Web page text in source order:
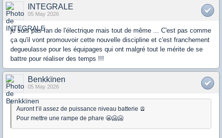
INTEGRALE
05 May 2026
je suis pas fan de l'électrique mais tout de même ... C'est pas comme
ça qu'il vont promouvoir cette nouvelle discipline et c'est franchement
degueulasse pour les équipages qui ont malgré tout le mérite de se
battre pour réaliser des temps !!!
Benkkïnen
05 May 2026
Auront t’il assez de puissance niveau batterie 🪫
Pour mettre une rampe de phare 😬🥶🥶